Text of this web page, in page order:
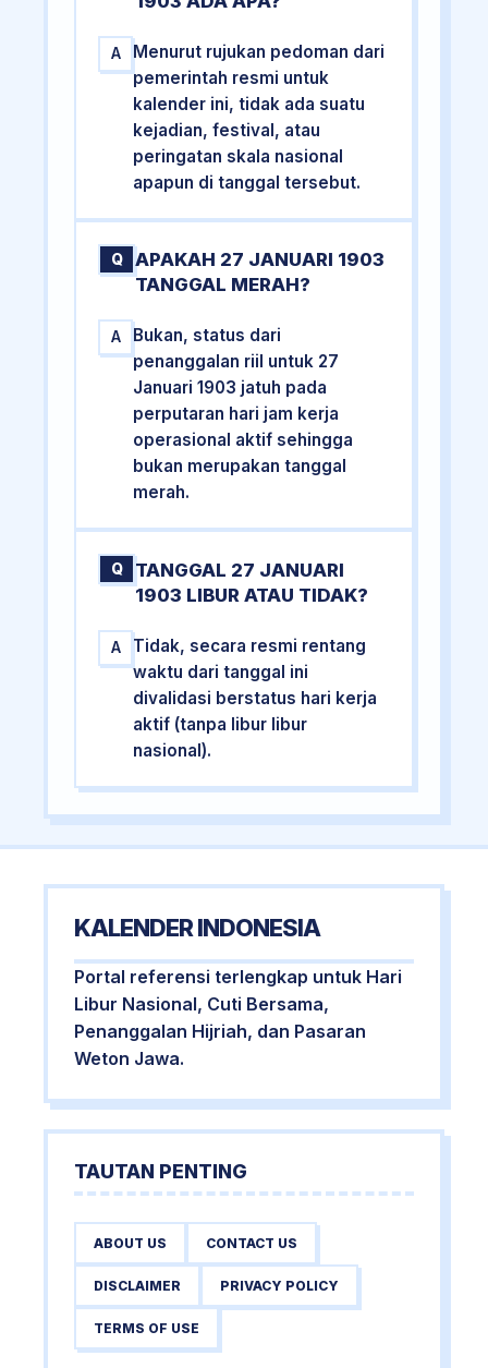
A
Menurut rujukan pedoman dari
pemerintah resmi untuk
kalender ini, tidak ada suatu
kejadian, festival, atau
peringatan skala nasional
apapun di tanggal tersebut.
Q
APAKAH 27 JANUARI 1903
TANGGAL MERAH?
A
Bukan, status dari
penanggalan riil untuk 27
Januari 1903 jatuh pada
perputaran hari jam kerja
operasional aktif sehingga
bukan merupakan tanggal
merah.
Q
TANGGAL 27 JANUARI
1903 LIBUR ATAU TIDAK?
A
Tidak, secara resmi rentang
waktu dari tanggal ini
divalidasi berstatus hari kerja
aktif (tanpa libur libur
nasional).
KALENDER INDONESIA
Portal referensi terlengkap untuk Hari
Libur Nasional, Cuti Bersama,
Penanggalan Hijriah, dan Pasaran
Weton Jawa.
TAUTAN PENTING
ABOUT US CONTACT US
DISCLAIMER PRIVACY POLICY
TERMS OF USE